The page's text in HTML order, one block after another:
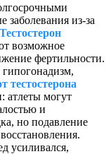
заболевания из-за
Тестостерон
возможное
фертильности.
тестостерона
атлеты могут
и
но подавление
усиливался,